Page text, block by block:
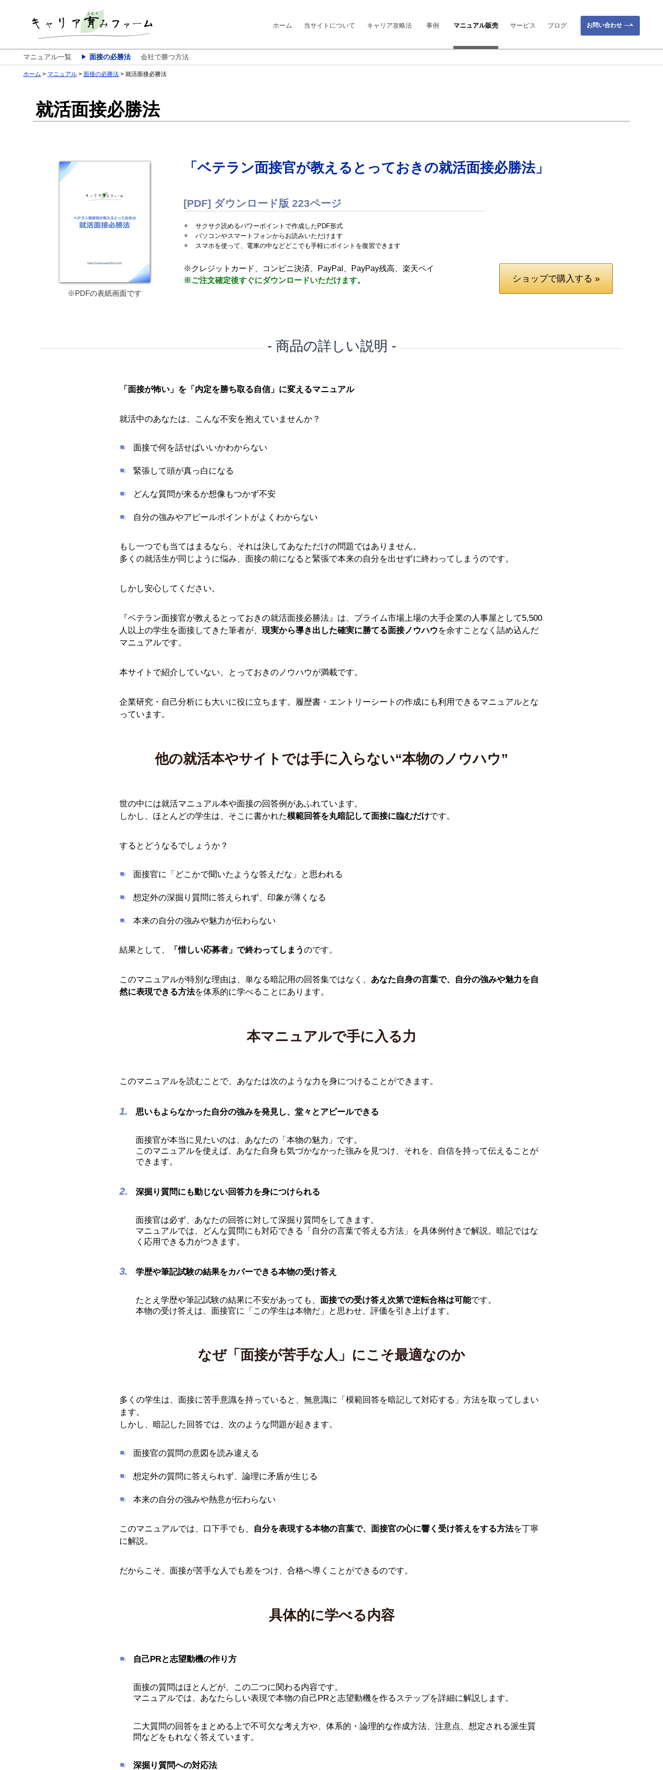
お問い合わせ
ホーム 当サイトについて キャリア攻略法 事例 マニュアル販売 サービス ブログ
マニュアル一覧 面接の必勝法 会社で勝つ方法
ホーム マニュアル 面接の必勝法 就活面接必勝法
就活面接必勝法
※PDFの表紙画面です
「ベテラン面接官が教えるとっておきの就活面接必勝法」
[PDF] ダウンロード版 223ページ
サクサク読めるパワーポイントで作成したPDF形式
パソコンやスマートフォンからお読みいただけます
スマホを使って、電車の中などどこでも手軽にポイントを復習できます
※クレジットカード、コンビニ決済、PayPal、PayPay残高、楽天ペイ
※ご注文確定後すぐにダウンロードいただけます。
ショップで購入する »
- 商品の詳しい説明 -
「面接が怖い」を「内定を勝ち取る自信」に変えるマニュアル
就活中のあなたは、こんな不安を抱えていませんか？
面接で何を話せばいいかわからない
緊張して頭が真っ白になる
どんな質問が来るか想像もつかず不安
自分の強みやアピールポイントがよくわからない
もし一つでも当てはまるなら、それは決してあなただけの問題ではありません。
多くの就活生が同じように悩み、面接の前になると緊張で本来の自分を出せずに終わってしまうのです。
しかし安心してください。
『ベテラン面接官が教えるとっておきの就活面接必勝法』は、プライム市場上場の大手企業の人事屋として5,500
人以上の学生を面接してきた筆者が、 現実から導き出した確実に勝てる面接ノウハウを余すことなく詰め込んだ
マニュアルです。
本サイトで紹介していない、とっておきのノウハウが満載です。
企業研究・自己分析にも大いに役に立ちます。履歴書・エントリーシートの作成にも利用できるマニュアルとな
っています。
他の就活本やサイトでは手に入らない“本物のノウハウ”
世の中には就活マニュアル本や面接の回答例があふれています。
しかし、ほとんどの学生は、そこに書かれた模範回答を丸暗記して面接に臨むだけです。
するとどうなるでしょうか？
面接官に「どこかで聞いたような答えだな」と思われる
想定外の深掘り質問に答えられず、印象が薄くなる
本来の自分の強みや魅力が伝わらない
結果として、 「惜しい応募者」で終わってしまうのです。
このマニュアルが特別な理由は、単なる暗記用の回答集ではなく、 あなた自身の言葉で、自分の強みや魅力を自
然に表現できる方法を体系的に学べることにあります。
本マニュアルで手に入る力
このマニュアルを読むことで、あなたは次のような力を身につけることができます。
思いもよらなかった自分の強みを発見し、堂々とアピールできる
面接官が本当に見たいのは、あなたの「本物の魅力」です。
このマニュアルを使えば、あなた自身も気づかなかった強みを見つけ、それを、自信を持って伝えることが
できます。
深掘り質問にも動じない回答力を身につけられる
面接官は必ず、あなたの回答に対して深掘り質問をしてきます。
マニュアルでは、どんな質問にも対応できる「自分の言葉で答える方法」を具体例付きで解説。暗記ではな
く応用できる力がつきます。
学歴や筆記試験の結果をカバーできる本物の受け答え
たとえ学歴や筆記試験の結果に不安があっても、 面接での受け答え次第で逆転合格は可能です。
本物の受け答えは、面接官に「この学生は本物だ」と思わせ、評価を引き上げます。
なぜ「面接が苦手な人」にこそ最適なのか
多くの学生は、面接に苦手意識を持っていると、無意識に「模範回答を暗記して対応する」方法を取ってしまい
ます。
しかし、暗記した回答では、次のような問題が起きます。
面接官の質問の意図を読み違える
想定外の質問に答えられず、論理に矛盾が生じる
本来の自分の強みや熱意が伝わらない
このマニュアルでは、口下手でも、 自分を表現する本物の言葉で、面接官の心に響く受け答えをする方法を丁寧
に解説。
だからこそ、面接が苦手な人でも差をつけ、合格へ導くことができるのです。
具体的に学べる内容
自己PRと志望動機の作り方
面接の質問はほとんどが、この二つに関わる内容です。
マニュアルでは、あなたらしい表現で本物の自己PRと志望動機を作るステップを詳細に解説します。
二大質問の回答をまとめる上で不可欠な考え方や、体系的・論理的な作成方法、注意点、想定される派生質
問などをもれなく答えています。
深掘り質問への対応法